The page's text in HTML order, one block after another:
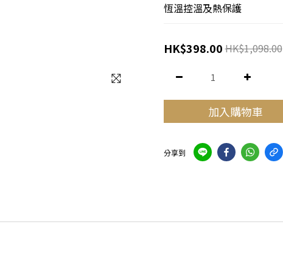
恆溫控溫及熱保護
HK$398.00HK$1,098.00
加入購物車
分享到